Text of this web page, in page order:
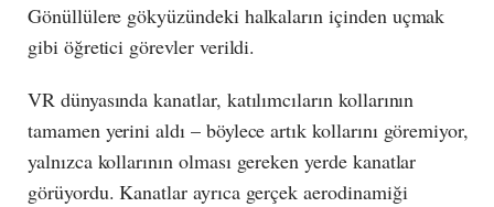
Gönüllülere gökyüzündeki halkaların içinden uçmak
gibi öğretici görevler verildi.
VR dünyasında kanatlar, katılımcıların kollarının
tamamen yerini aldı – böylece artık kollarını göremiyor,
yalnızca kollarının olması gereken yerde kanatlar
görüyordu. Kanatlar ayrıca gerçek aerodinamiği